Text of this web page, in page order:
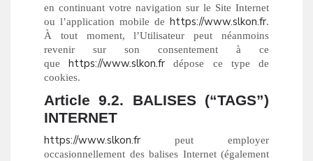
en continuant votre navigation sur le Site Internet
ou l’application mobile de https://www.slkon.fr.
À tout moment, l’Utilisateur peut néanmoins
revenir sur son consentement à ce
que https://www.slkon.fr dépose ce type de
cookies.
Article 9.2. BALISES (“TAGS”)
INTERNET
https://www.slkon.fr peut employer
occasionnellement des balises Internet (également